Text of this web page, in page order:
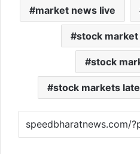
market news live
stock
stock
stock markets